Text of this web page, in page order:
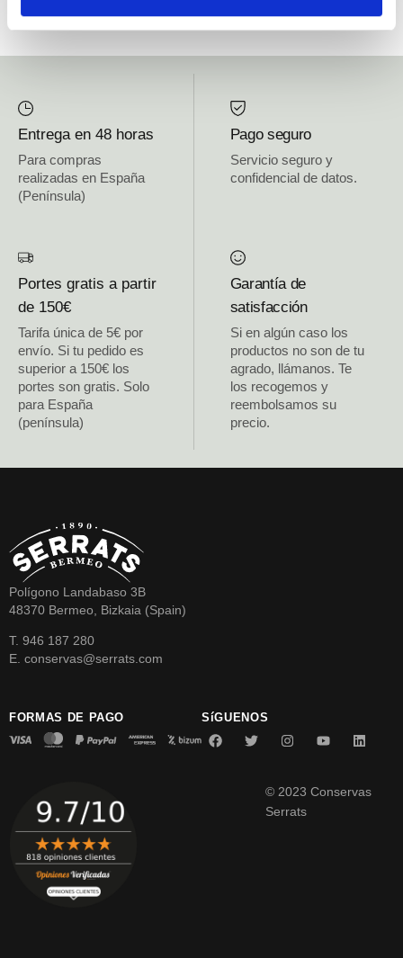
Entrega en 48 horas
Para compras
realizadas en España
(Península)
Pago seguro
Servicio seguro y
confidencial de datos.
Portes gratis a partir
de 150€
Tarifa única de 5€ por
envío. Si tu pedido es
superior a 150€ los
portes son gratis. Solo
para España
(península)
Garantía de
satisfacción
Si en algún caso los
productos no son de tu
agrado, llámanos. Te
los recogemos y
reembolsamos su
precio.
Polígono Landabaso 3B
48370 Bermeo, Bizkaia (Spain)
T. 946 187 280
E. conservas@serrats.com
FORMAS DE PAGO SíGUENOS
© 2023 Conservas
Serrats